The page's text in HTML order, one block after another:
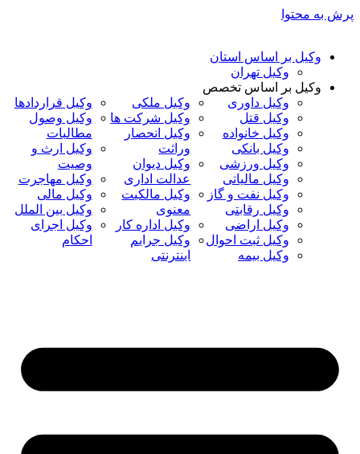
پرش به محتوا
وکیل بر اساس استان
وکیل تهران
وکیل بر اساس تخصص
وکیل داوری
وکیل قتل
وکیل خانواده
وکیل بانکی
وکیل ورزشی
وکیل مالیاتی
وکیل نفت و گاز
وکیل رقابتی
وکیل اراضی
وکیل ثبت احوال
وکیل بیمه
وکیل ملکی
وکیل شرکت ها
وکیل انحصار
وراثت
وکیل دیوان
عدالت اداری
وکیل مالکیت
معنوی
وکیل اداره کار
وکیل جرایم
اینترنتی
وکیل قراردادها
وکیل وصول
مطالبات
وکیل ارث و
وصیت
وکیل مهاجرت
وکیل مالی
وکیل بین الملل
وکیل اجرای
احکام